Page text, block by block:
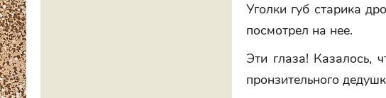
Уголки губ старика
посмотрел на нее.
Эти глаза! Казалось,
пронзительного